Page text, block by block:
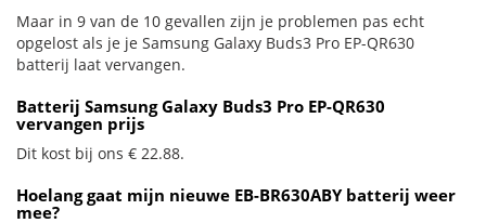
Maar in 9 van de 10 gevallen zijn je problemen pas echt
opgelost als je je Samsung Galaxy Buds3 Pro EP-QR630
batterij laat vervangen.
Batterij Samsung Galaxy Buds3 Pro EP-QR630
vervangen prijs
Dit kost bij ons € 22.88.
Hoelang gaat mijn nieuwe EB-BR630ABY batterij weer
mee?